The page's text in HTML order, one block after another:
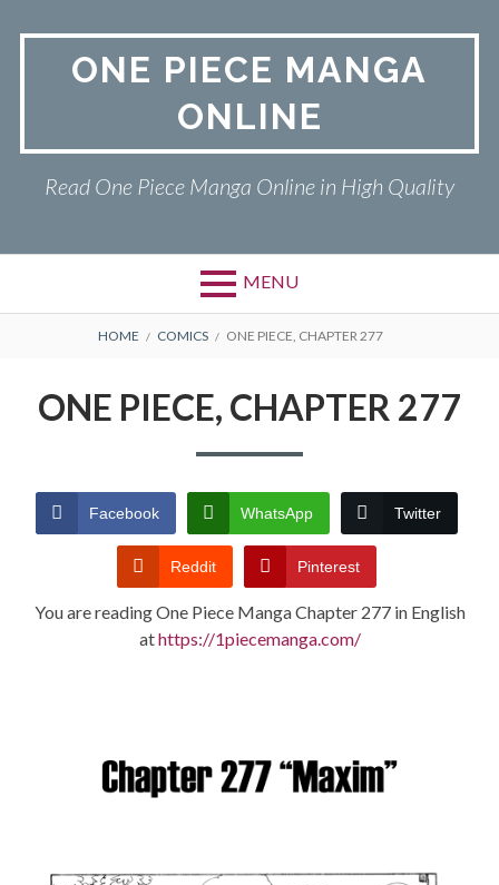
ONE PIECE MANGA
ONLINE
Read One Piece Manga Online in High Quality
MENU
Primary
ONE PIECE
TERMS AND
CONDITIONS
BREADCRUMBS
HOME COMICS ONE PIECE, CHAPTER 277
ONE PIECE, CHAPTER 277
Facebook WhatsApp Twitter
Reddit Pinterest
You are reading One Piece Manga Chapter 277 in English
athttps://1piecemanga.com/